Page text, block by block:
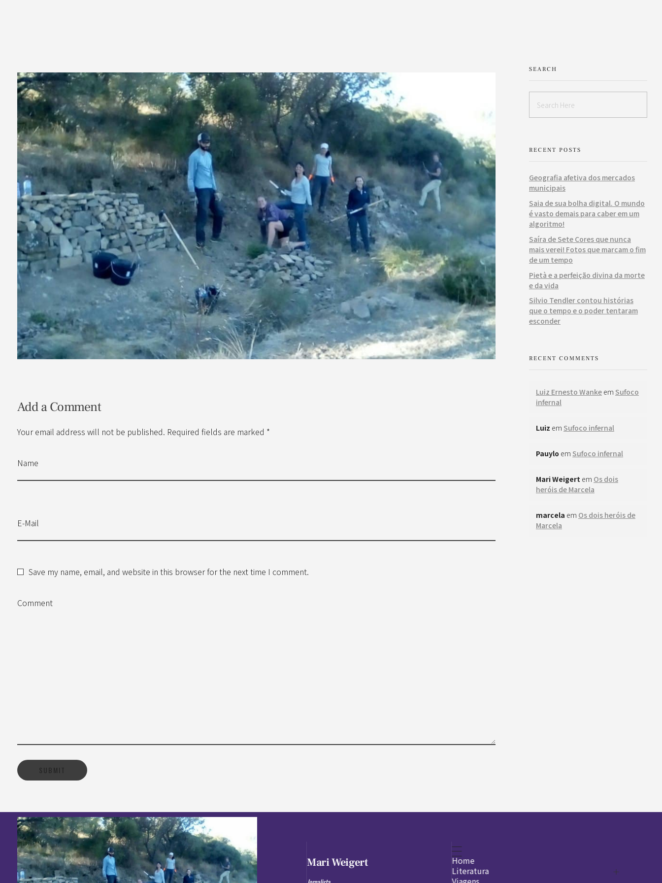
Add a Comment
Your email address will not be published. Required fields are marked *
Name
E-Mail
Save my name, email, and website in this browser for the next time I comment.
Comment
SEARCH
RECENT POSTS
Geografia afetiva dos mercados
municipais
Saia de sua bolha digital. O mundo
é vasto demais para caber em um
algoritmo!
Saíra de Sete Cores que nunca
mais verei! Fotos que marcam o fim
de um tempo
Pietà e a perfeição divina da morte
e da vida
Silvio Tendler contou histórias
que o tempo e o poder tentaram
esconder
RECENT COMMENTS
Luiz Ernesto Wanke em Sufoco
infernal
Luiz em Sufoco infernal
Pauylo em Sufoco infernal
Mari Weigert em Os dois
heróis de Marcela
marcela em Os dois heróis de
Marcela
Mari Weigert
Home
Literatura
Legado